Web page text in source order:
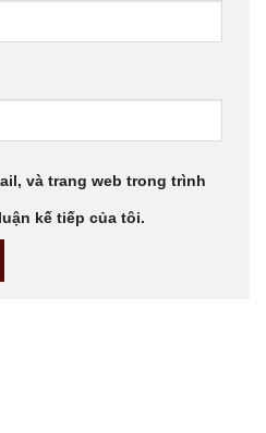
và trang web trong trình
kế tiếp của tôi.